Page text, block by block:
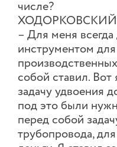
числе?
ХОДОРКОВСКИЙ
– Для меня всегда
инструментом
собой ставил. Вот
задачу удвоения
под это были
перед собой
трубопровода,